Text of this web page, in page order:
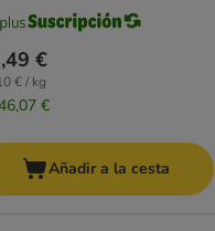
€
€ / kg
€
Añadir a la cesta